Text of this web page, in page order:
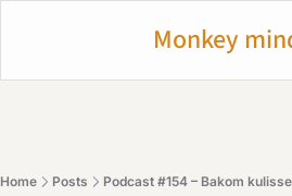
Monkey
Home Posts Podcast #154 – Bakom